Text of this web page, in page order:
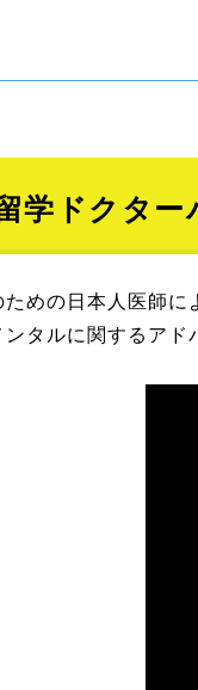
学ドクター
めの日本人医師
タルに関するアド